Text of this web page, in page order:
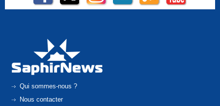
Qui sommes-nous ?
Nous contacter